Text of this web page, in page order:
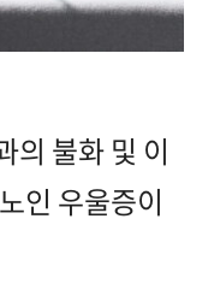
의 불화 및 이
인 우울증이